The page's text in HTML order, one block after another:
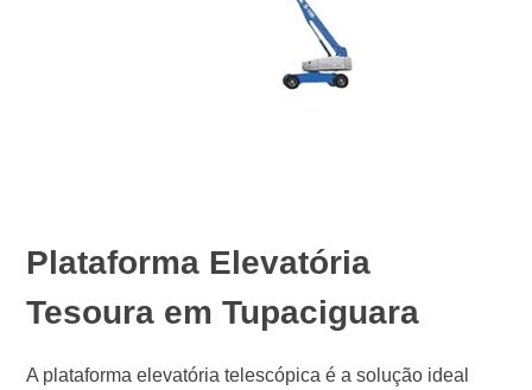
Plataforma Elevatória
Tesoura em Tupaciguara
A plataforma elevatória telescópica é a solução ideal